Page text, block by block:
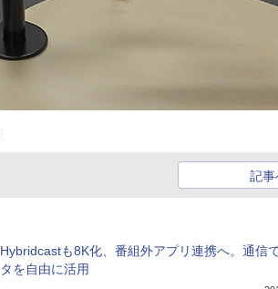
記事
Hybridcastも8K化、番組外アプリ連携へ。通信
タを自由に活用